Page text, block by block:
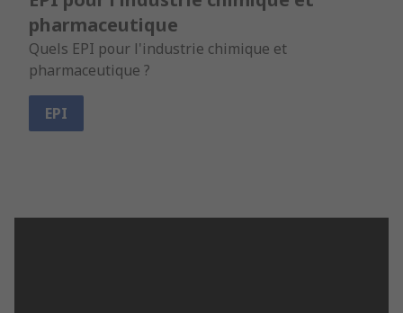
pharmaceutique
Quels EPI pour l'industrie chimique et
pharmaceutique ?
EPI